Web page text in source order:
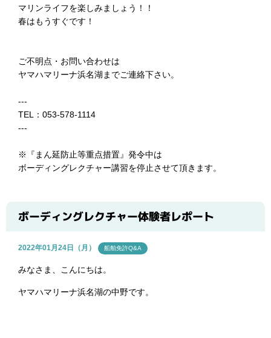
マリンライフを楽しみましょう！！
春はもうすぐです！
ご不明点・お問い合わせは
ヤマハマリーナ浜名湖までご連絡下さい。
---
TEL：053-578-1114
---
※
『まん延防止等重点措置』発令中は
ボーディングレクチャー講習を停止させて頂きます。
ボーディングレクチャー体験者レポート
2022年01月24日（月） 船舶免許Q&A
みなさま、こんにちは。
ヤマハマリーナ浜名湖の中野です。